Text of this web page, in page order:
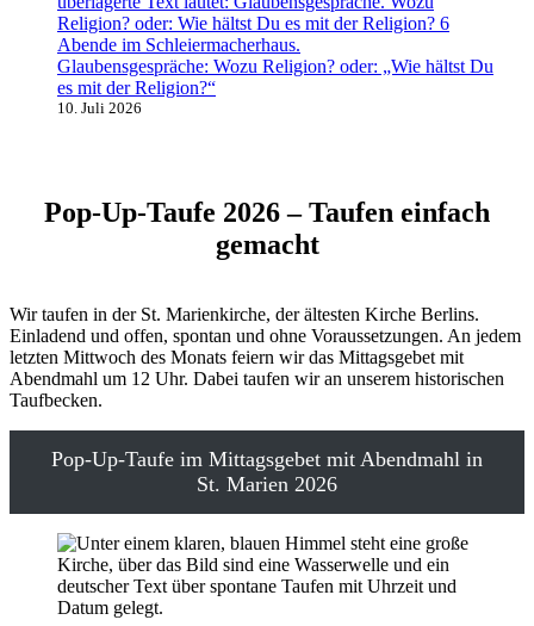
Glaubensgespräche: Wozu Religion? oder: „Wie hältst Du
es mit der Religion?“
10. Juli 2026
Pop-Up-Taufe 2026 – Taufen einfach
gemacht
Wir taufen in der St. Marienkirche, der ältesten Kirche Berlins.
Einladend und offen, spontan und ohne Voraussetzungen. An jedem
letzten Mittwoch des Monats feiern wir das Mittagsgebet mit
Abendmahl um 12 Uhr. Dabei taufen wir an unserem historischen
Taufbecken.
Pop-Up-Taufe im Mittagsgebet mit Abendmahl in
St. Marien 2026